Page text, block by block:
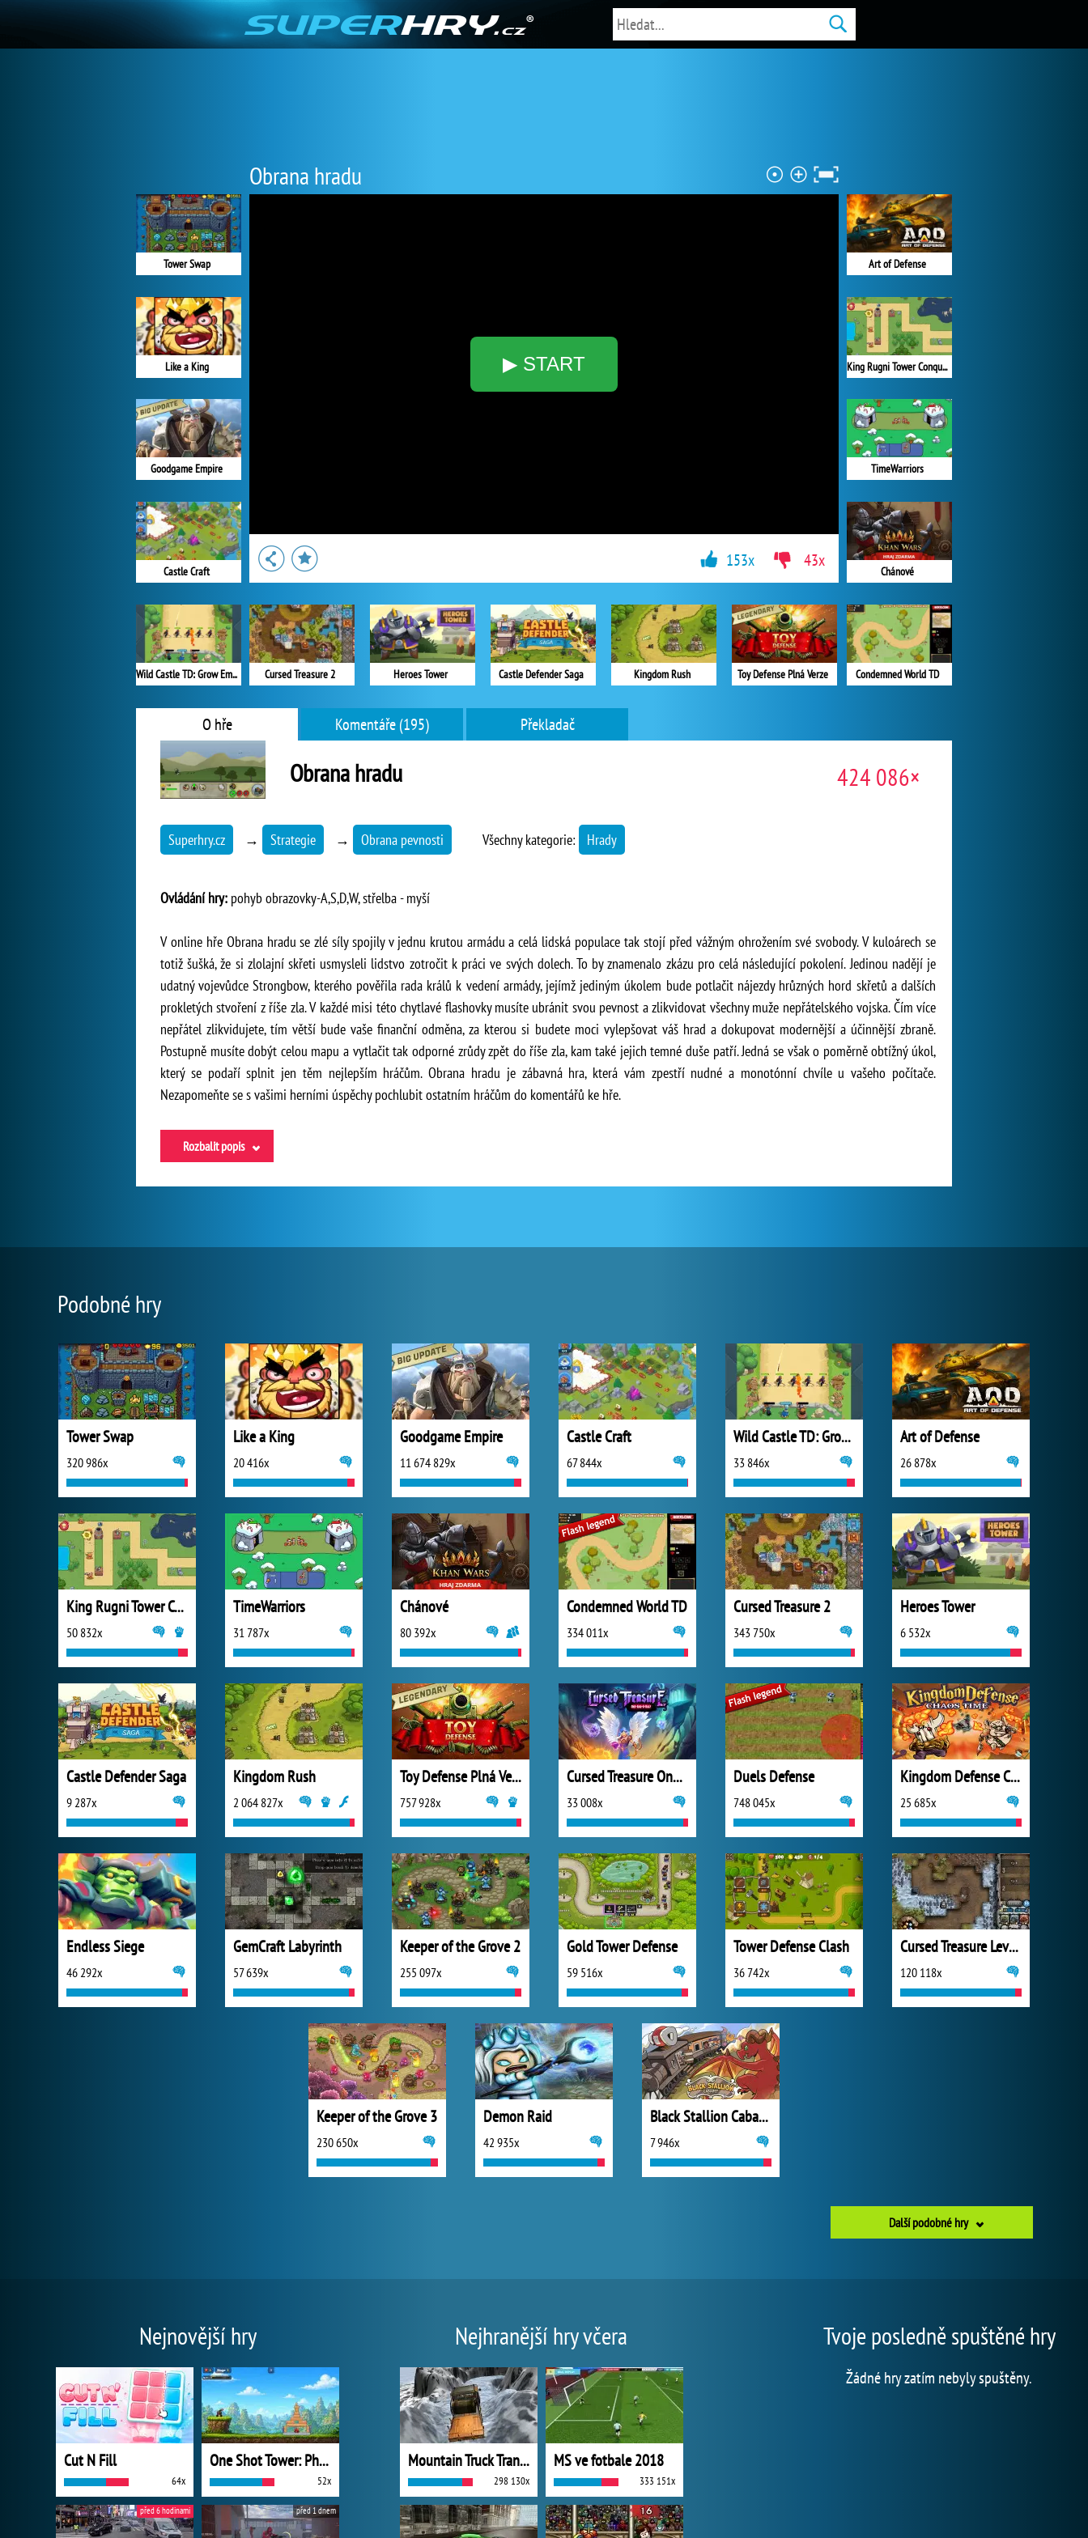
Obrana hradu
▶ START
Tower Swap
Like a King
Goodgame Empire
Castle Craft
Wild Castle TD: Grow Empire
Art of Defense
King Rugni Tower Conquest
TimeWarriors
Chánové
Condemned World TD
Cursed Treasure 2 Heroes Tower Castle Defender Saga Kingdom Rush Toy Defense Plná Verze
153x 43x
O hře Komentáře (195) Překladač
Obrana hradu 424 086×
Superhry.cz → Strategie → Obrana pevnosti Všechny kategorie: Hrady
Ovládání hry: pohyb obrazovky-A,S,D,W, střelba - myší
V online hře Obrana hradu se zlé síly spojily v jednu krutou armádu a celá lidská populace tak stojí před vážným ohrožením své svobody. V kuloárech se
totiž šušká, že si zlolajní skřeti usmysleli lidstvo zotročit k práci ve svých dolech. To by znamenalo zkázu pro celá následující pokolení. Jedinou nadějí je
udatný vojevůdce Strongbow, kterého pověřila rada králů k vedení armády, jejímž jediným úkolem bude potlačit nájezdy hrůzných hord skřetů a dalších
prokletých stvoření z říše zla. V každé misi této chytlavé flashovky musíte ubránit svou pevnost a zlikvidovat všechny muže nepřátelského vojska. Čím více
nepřátel zlikvidujete, tím větší bude vaše finanční odměna, za kterou si budete moci vylepšovat váš hrad a dokupovat modernější a účinnější zbraně.
Postupně musíte dobýt celou mapu a vytlačit tak odporné zrůdy zpět do říše zla, kam také jejich temné duše patří. Jedná se však o poměrně obtížný úkol,
který se podaří splnit jen těm nejlepším hráčům. Obrana hradu je zábavná hra, která vám zpestří nudné a monotónní chvíle u vašeho počítače.
Nezapomeňte se s vašimi herními úspěchy pochlubit ostatním hráčům do komentářů ke hře.
Rozbalit popis
Podobné hry
Tower Swap
320 986x
Like a King
20 416x
Goodgame Empire
11 674 829x
Castle Craft
67 844x
Wild Castle TD: Grow Empire
33 846x
Art of Defense
26 878x
King Rugni Tower Conquest
50 832x
TimeWarriors
31 787x
Chánové
80 392x
Condemned World TD
334 011x
Cursed Treasure 2
343 750x
Heroes Tower
6 532x
Castle Defender Saga
9 287x
Kingdom Rush
2 064 827x
Toy Defense Plná Verze
757 928x
Cursed Treasure One and Half
33 008x
Duels Defense
748 045x
Kingdom Defense Chaos Time
25 685x
Endless Siege
46 292x
GemCraft Labyrinth
57 639x
Keeper of the Grove 2
255 097x
Gold Tower Defense
59 516x
Tower Defense Clash
36 742x
Cursed Treasure Level Pack
120 118x
Keeper of the Grove 3
230 650x
Demon Raid
42 935x
Black Stallion Cabaret
7 946x
Další podobné hry
Nejnovější hry
Cut N Fill
64x
One Shot Tower: Physics Destroyer
52x
před 6 hodinami před 1 dnem
Nejhranější hry včera
Mountain Truck Transport
298 130x
MS ve fotbale 2018
333 151x
Tvoje posledně spuštěné hry
Žádné hry zatím nebyly spuštěny.